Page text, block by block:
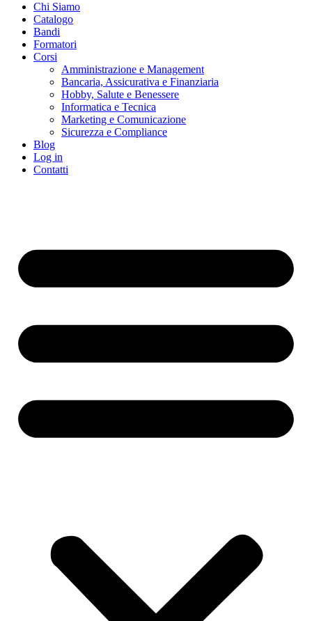
Chi Siamo
Catalogo
Bandi
Formatori
Corsi
Amministrazione e Management
Bancaria, Assicurativa e Finanziaria
Hobby, Salute e Benessere
Informatica e Tecnica
Marketing e Comunicazione
Sicurezza e Compliance
Blog
Log in
Contatti